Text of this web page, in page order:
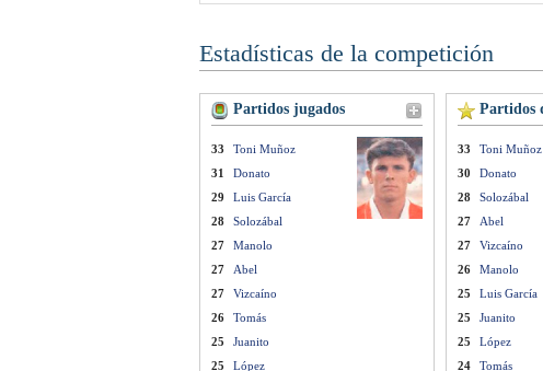
Estadísticas de la competición
Partidos jugados
33
Toni Muñoz
31
Donato
29
Luis García
28
Solozábal
27
Manolo
27
Abel
27
Vizcaíno
26
Tomás
25
Juanito
25
López
Partidos
33
Toni Muñoz
30
Donato
28
Solozábal
27
Abel
27
Vizcaíno
26
Manolo
25
Luis García
25
Juanito
25
López
24
Tomás